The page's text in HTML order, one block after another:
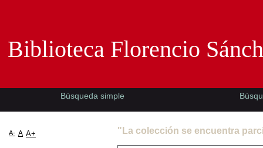
"La colección se encuentra
Biblioteca Florencio
Búsqueda simple
A- A A+